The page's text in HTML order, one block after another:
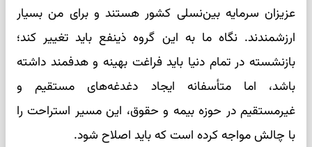
عزیزان سرمایه بین‌نسلی کشور هستند و برای من بسیار
ارزشمندند. نگاه ما به این گروه ذینفع باید تغییر کند؛
بازنشسته در تمام دنیا باید فراغت بهینه و هدفمند داشته
باشد، اما متأسفانه ایجاد دغدغه‌های مستقیم و
غیرمستقیم در حوزه بیمه و حقوق، این مسیر استراحت را
با چالش مواجه کرده است که باید اصلاح شود.